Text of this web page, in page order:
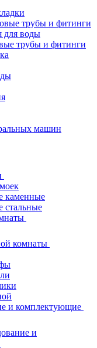
трубы и фитинги
для воды
трубы и фитинги
машин
каменные
стальные
комнаты
и комплектующие
и